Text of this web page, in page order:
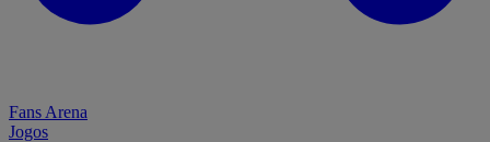
Fans Arena
Jogos